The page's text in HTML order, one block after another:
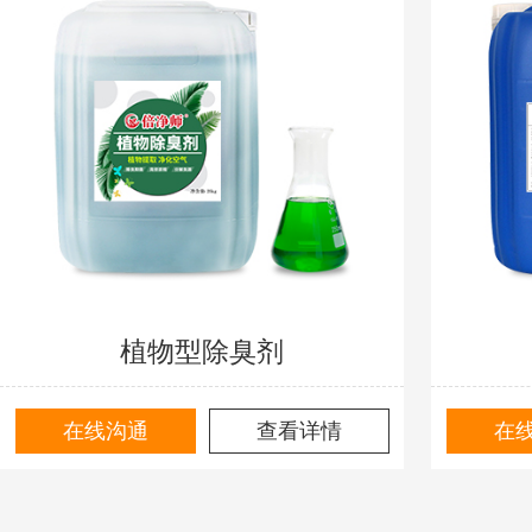
植物型除臭剂
在线沟通 查看详情 在